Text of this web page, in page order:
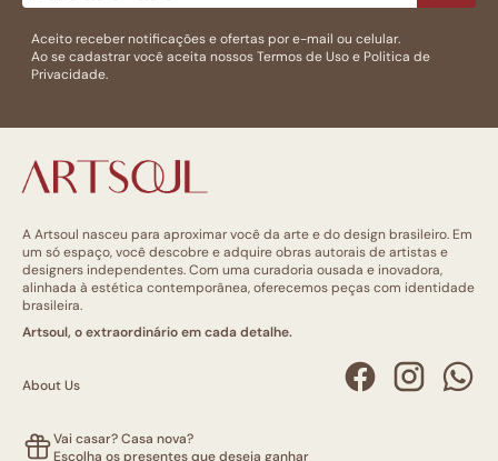
Aceito receber notificações e ofertas por e-mail ou celular.
Ao se cadastrar você aceita nossosTermos de Usoe Politica de
Privacidade.
A Artsoul nasceu para aproximar você da arte e do design brasileiro. Em
um só espaço, você descobre e adquire obras autorais de artistas e
designers independentes. Com uma curadoria ousada e inovadora,
alinhada à estética contemporânea, oferecemos peças com identidade
brasileira.
Artsoul, o extraordinário em cada detalhe.
About Us
Vai casar? Casa nova?
Escolha os presentes que deseja ganhar